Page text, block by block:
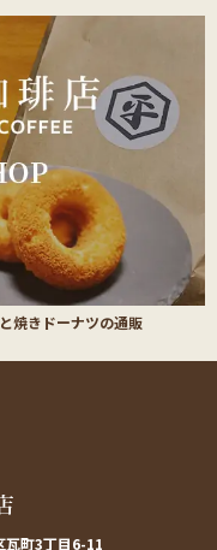
焼きドーナツの通販
瓦町3丁目6-11